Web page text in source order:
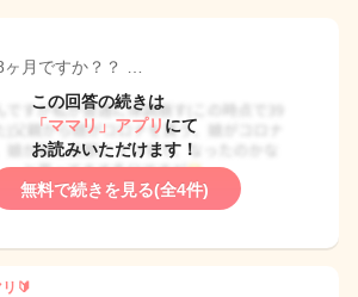
月ですか？？ …
この回答の続きは
「ママリ」アプリ にて
お読みいただけます！
無料で続きを見る(全4件)
🔰